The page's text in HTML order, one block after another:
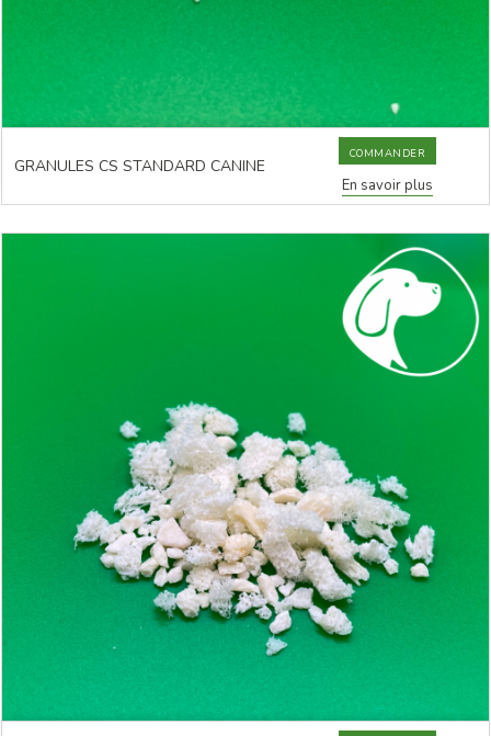
GRANULES CS STANDARD CANINE
COMMANDER
En savoir plus